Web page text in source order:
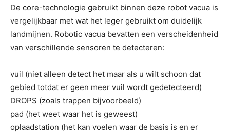
De core-technologie gebruikt binnen deze robot vacua is
vergelijkbaar met wat het leger gebruikt om duidelijk
landmijnen. Robotic vacua bevatten een verscheidenheid
van verschillende sensoren te detecteren:
vuil (niet alleen detect het maar als u wilt schoon dat
gebied totdat er geen meer vuil wordt gedetecteerd)
DROPS (zoals trappen bijvoorbeeld)
pad (het weet waar het is geweest)
oplaadstation (het kan voelen waar de basis is en er